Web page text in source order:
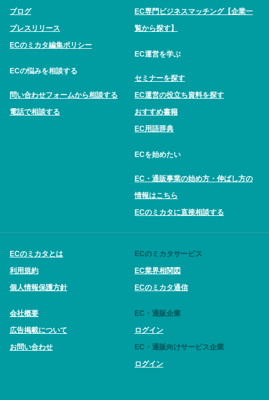
ブログ
プレスリリース
ECのミカタ編集ポリシー
ECの悩みを相談する
問い合わせフォームから相談する
電話で相談する
EC専門ビジネスマッチング【企業一
覧から探す】
EC運営を学ぶ
セミナーを探す
EC運営の役立ち資料を探す
おすすめ書籍
EC用語辞典
ECを始めたい
EC・通販事業の始め方・伸ばし方の
情報はこちら
ECのミカタに直接相談する
ECのミカタとは
利用規約
個人情報保護方針
会社概要
広告掲載について
お問い合わせ
ECのミカタサービス
EC業界相関図
ECのミカタ通信
EC・通販企業
ログイン
EC・通販向けサービス企業
ログイン